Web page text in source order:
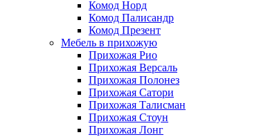
Комод Норд
Комод Палисандр
Комод Презент
Мебель в прихожую
Прихожая Рио
Прихожая Версаль
Прихожая Полонез
Прихожая Сатори
Прихожая Талисман
Прихожая Стоун
Прихожая Лонг